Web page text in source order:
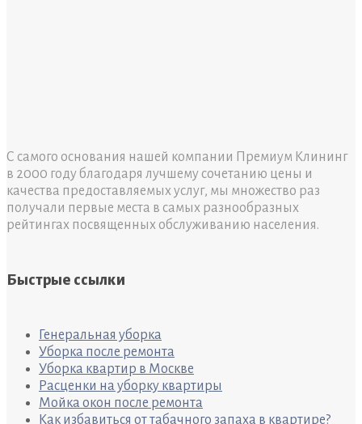
С самого основания нашей компании Премиум Клининг
в 2000 году благодаря лучшему сочетанию цены и
качества предоставляемых услуг, мы множество раз
получали первые места в самых разнообразных
рейтингах посвященных обслуживанию населения.
Быстрые ссылки
Генеральная уборка
Уборка после ремонта
Уборка квартир в Москве
Расценки на уборку квартиры
Мойка окон после ремонта
Как избавиться от табачного запаха в квартире?